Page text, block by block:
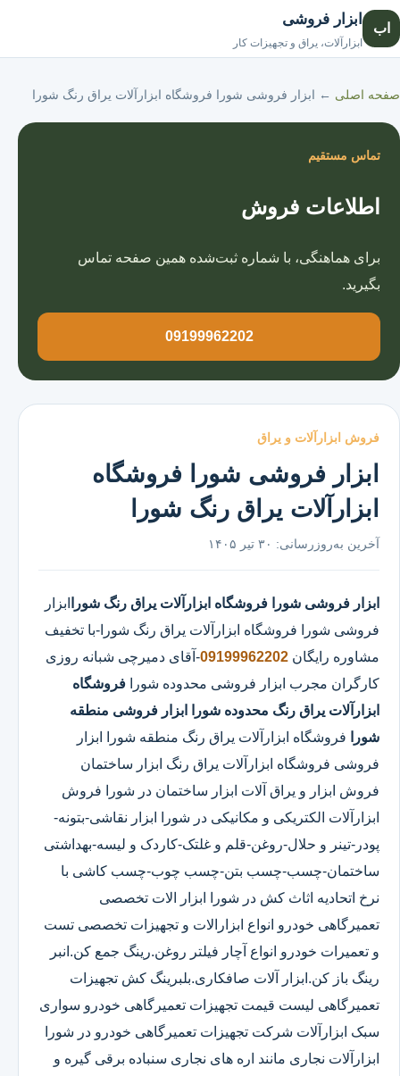
اب
ابزار فروشی
ابزارآلات، یراق و تجهیزات کار
صفحه اصلی ← ابزار فروشی شورا فروشگاه ابزارآلات یراق رنگ شورا
فروش ابزارآلات و یراق
ابزار فروشی شورا فروشگاه
ابزارآلات یراق رنگ شورا
آخرین به‌روزرسانی: ۳۰ تیر ۱۴۰۵
ابزار فروشی شورا فروشگاه ابزارآلات یراق رنگ شورا
ابزار
فروشی شورا
فروشگاه ابزارآلات یراق رنگ شورا -با تخفیف
مشاوره رایگان 09199962202-آقای دمیرچی شبانه روزی
کارگران مجرب ابزار فروشی محدوده شورا فروشگاه
ابزارآلات یراق رنگ محدوده شورا
ابزار فروشی منطقه
شورا
فروشگاه ابزارآلات یراق رنگ منطقه شورا ابزار
فروشی فروشگاه ابزارآلات یراق رنگ ابزار ساختمان
فروش ابزار و یراق آلات ابزار ساختمان در شورا فروش
ابزارآلات الکتریکی و مکانیکی در شورا ابزار نقاشی-بتونه-
پودر-تینر و حلال-روغن-قلم و غلتک-کاردک و لیسه-بهداشتی
ساختمان-چسب-چسب بتن-چسب چوب-چسب کاشی با
نرخ اتحادیه اثاث کش در شورا ابزار الات تخصصی
تعمیرگاهی خودرو انواع ابزارالات و تجهیزات تخصصی تست
و تعمیرات خودرو انواع آچار فیلتر روغن.رینگ جمع کن.انبر
رینگ باز کن.ابزار آلات صافکاری.بلبرینگ کش تجهیزات
تعمیرگاهی لیست قیمت تجهیزات تعمیرگاهی خودرو سواری
سبک ابزارآلات شرکت تجهیزات تعمیرگاهی خودرو در شورا
ابزارآلات نجاری مانند اره های نجاری سنباده برقی گیره و
تماس مستقیم
اطلاعات فروش
برای هماهنگی، با شماره ثبت‌شده همین صفحه تماس
بگیرید.
09199962202